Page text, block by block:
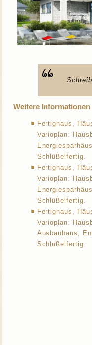
Weitere Informationen
Fertighaus,
Varioplan:
Schlüßelfertig.
Fertighaus,
Varioplan:
Schlüßelfertig.
Fertighaus,
Varioplan:
Ausbauhaus,
Schlüßelfertig.